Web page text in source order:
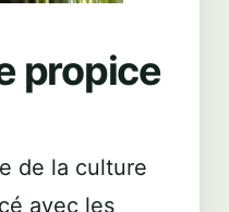
propice
de la culture
avec les